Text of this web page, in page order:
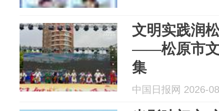
文明实践润
——松原市文
集
中国日报网 2026-